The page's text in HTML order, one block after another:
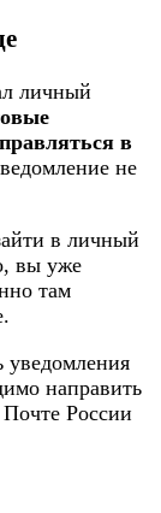
личный
в
не
в личный
вы уже
там
уведомления
направить
России